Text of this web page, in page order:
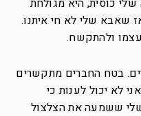
כוסית, היא מגולחת
שאבא שלי לא חי איתנו.
ולהתקשח.
בטח החברים מתקשרים
לא יכול לענות כי
ששמעה את הצלצול